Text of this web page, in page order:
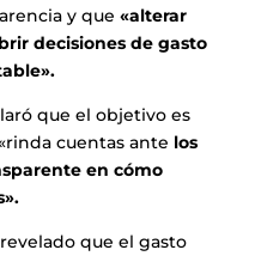
y que «alterar
decisiones de gasto
que el objetivo es
cuentas ante los
en cómo
que el gasto